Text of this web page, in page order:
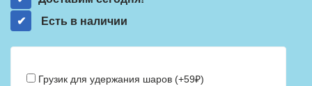
Есть в наличии
Грузик для удержания шаров (+59₽)